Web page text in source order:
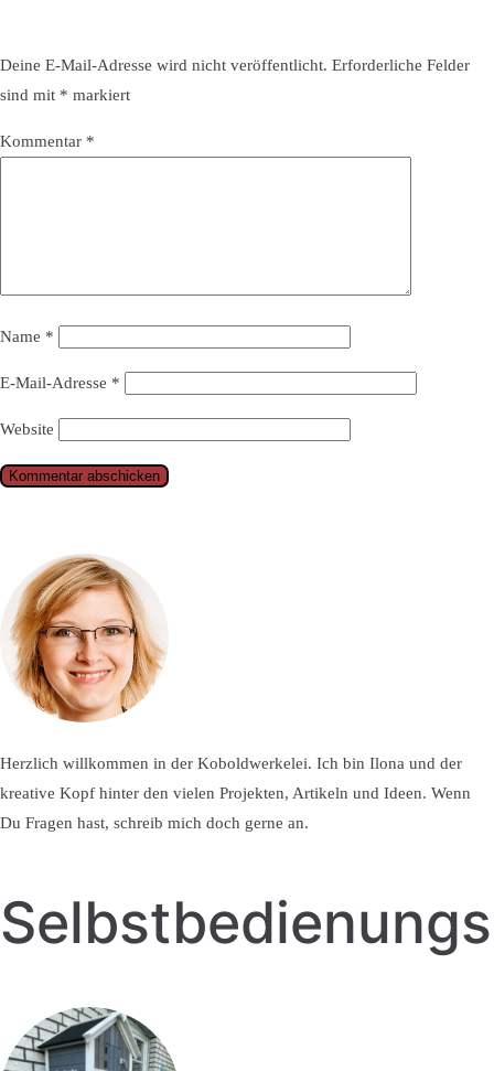
Deine E-Mail-Adresse wird nicht veröffentlicht. Erforderliche Felder
sind mit * markiert
Kommentar *
Name *
E-Mail-Adresse *
Website
Herzlich willkommen in der Koboldwerkelei. Ich bin Ilona und der
kreative Kopf hinter den vielen Projekten, Artikeln und Ideen. Wenn
Du Fragen hast, schreib mich doch gerne an.